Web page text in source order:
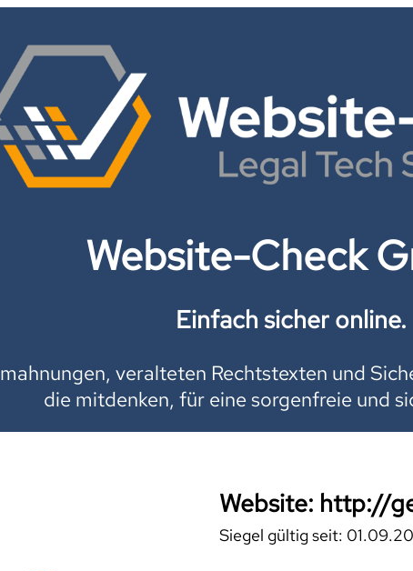
Website-Check
Einfach sicher online.
veralteten Rechtstexten und
die mitdenken, für eine sorgenfreie und
Website: http://
Siegel gültig seit: